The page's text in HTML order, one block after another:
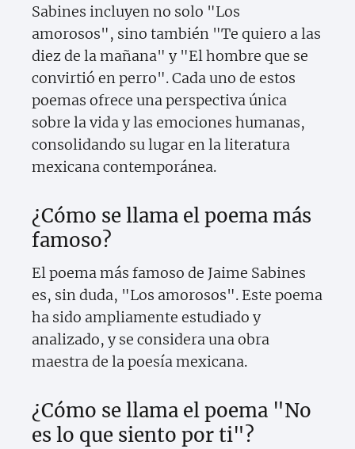
Sabines incluyen no solo "Los
amorosos", sino también "Te quiero a las
diez de la mañana" y "El hombre que se
convirtió en perro". Cada uno de estos
poemas ofrece una perspectiva única
sobre la vida y las emociones humanas,
consolidando su lugar en la literatura
mexicana contemporánea.
¿Cómo se llama el poema más
famoso?
El poema más famoso de Jaime Sabines
es, sin duda, "Los amorosos". Este poema
ha sido ampliamente estudiado y
analizado, y se considera una obra
maestra de la poesía mexicana.
¿Cómo se llama el poema "No
es lo que siento por ti"?